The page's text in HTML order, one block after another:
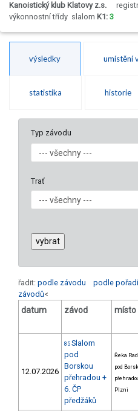
Kanoistický klub Klatovy z.s.
výkonnostní třídy slalom K1: 3
výsledky umístění
statistika historie
Typ závodu
Trať
řadit: podle závodu podle pořadí
závodů<
datum závod místo
12.07.2026
85 Slalom
pod
Borskou
přehradou +
6. ČP
předžáků
Řeka
pod
Plzni